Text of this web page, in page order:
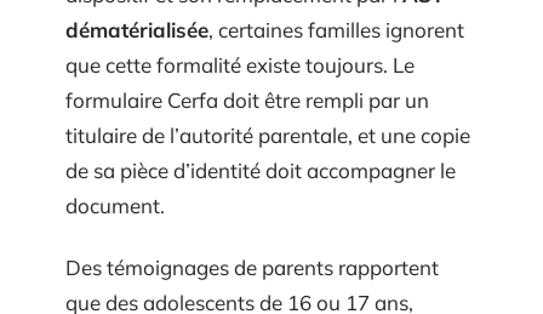
dématérialisée, certaines familles ignorent
que cette formalité existe toujours. Le
formulaire Cerfa doit être rempli par un
titulaire de l’autorité parentale, et une copie
de sa pièce d’identité doit accompagner le
document.
Des témoignages de parents rapportent
que des adolescents de 16 ou 17 ans,